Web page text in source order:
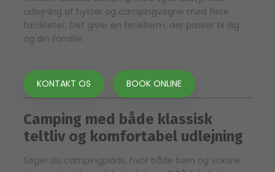
udlejning af hytter og campingvogne med flere
faciliteter. Det giver en ferieform, der passer til dig
og din familie.
KONTAKT OS BOOK ONLINE
Camping med både klassisk
teltliv og komfortabel udlejning
Søger du campingplads, hvor både børn og voksne